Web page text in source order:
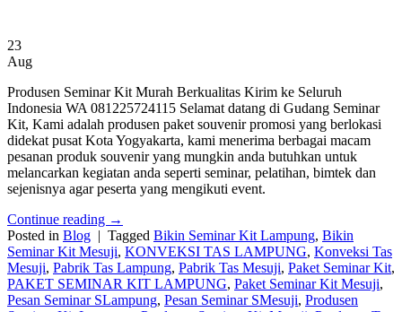
23
Aug
Produsen Seminar Kit Murah Berkualitas Kirim ke Seluruh
Indonesia WA 081225724115 Selamat datang di Gudang Seminar
Kit, Kami adalah produsen paket souvenir promosi yang berlokasi
didekat pusat Kota Yogyakarta, kami menerima berbagai macam
pesanan produk souvenir yang mungkin anda butuhkan untuk
melancarkan kegiatan anda seperti seminar, pelatihan, bimtek dan
sejenisnya agar peserta yang mengikuti event.
Continue reading →
Posted in Blog | Tagged Bikin Seminar Kit Lampung, Bikin
Seminar Kit Mesuji, KONVEKSI TAS LAMPUNG, Konveksi Tas
Mesuji, Pabrik Tas Lampung, Pabrik Tas Mesuji, Paket Seminar Kit,
PAKET SEMINAR KIT LAMPUNG, Paket Seminar Kit Mesuji,
Pesan Seminar SLampung, Pesan Seminar SMesuji, Produsen